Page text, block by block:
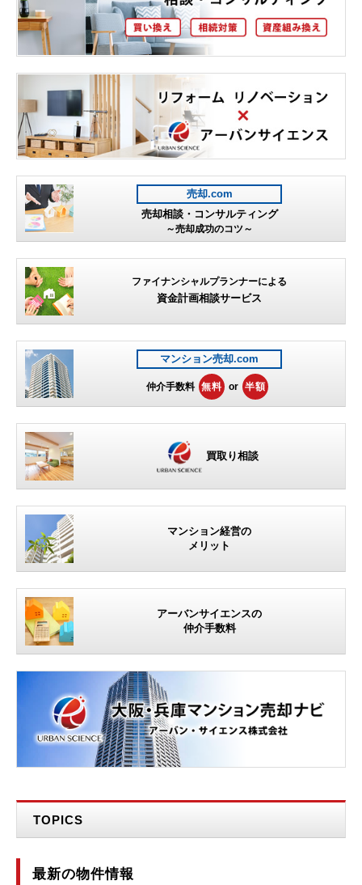
売却.com
売却相談・コンサルティング
～売却成功のコツ～
ファイナンシャルプランナーによる
資金計画相談サービス
マンション売却.com
仲介手数料 無料 or 半額
買取り相談
マンション経営の
メリット
アーバンサイエンスの
仲介手数料
TOPICS
最新の物件情報